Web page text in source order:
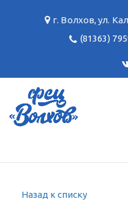
г. Волхов,ул.
(81363)
Назад к списку